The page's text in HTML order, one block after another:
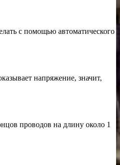
с помощью автоматического
напряжение, значит,
проводов на длину около 1